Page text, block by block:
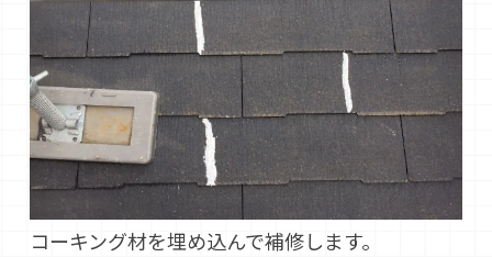
コーキング材を埋め込んで補修します。